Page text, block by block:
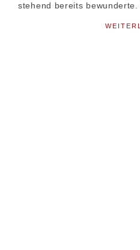
stehend bereits